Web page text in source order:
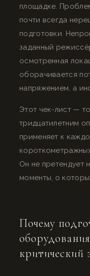
площадке.
почти всегда
подготовки.
заданный
осмотренная
оборачивается
напряжением, а
Этот чек-лист —
тридцатилетним
применяет к
Он не претендует
моменты, о
Почему
критический